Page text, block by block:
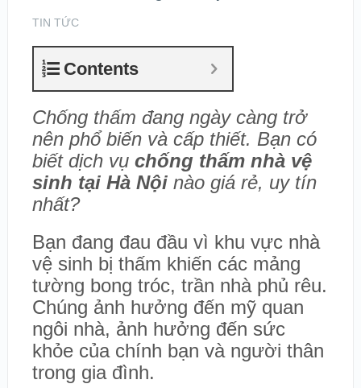
TIN TỨC
Contents
Chống thấm đang ngày càng trở
nên phổ biến và cấp thiết. Bạn có
biết dịch vụ chống thấm nhà vệ
sinh tại Hà Nội nào giá rẻ, uy tín
nhất?
Bạn đang đau đầu vì khu vực nhà
vệ sinh bị thấm khiến các mảng
tường bong tróc, trần nhà phủ rêu.
Chúng ảnh hưởng đến mỹ quan
ngôi nhà, ảnh hưởng đến sức
khỏe của chính bạn và người thân
trong gia đình.